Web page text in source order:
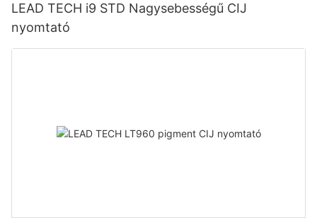
LEAD TECH i9 STD Nagysebességű CIJ
nyomtató